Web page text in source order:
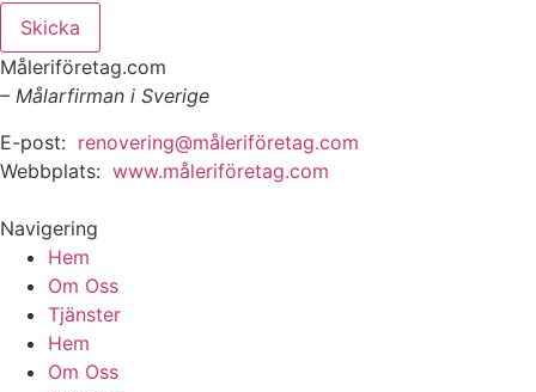
Skicka
Måleriföretag.com
– Målarfirman i Sverige
E-post: renovering@måleriföretag.com
Webbplats: www.måleriföretag.com
Navigering
Hem
Om Oss
Tjänster
Hem
Om Oss